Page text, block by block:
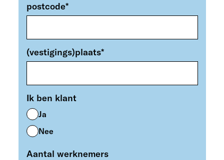
postcode*
(vestigings)plaats*
Ik ben klant
Ja
Nee
Aantal werknemers